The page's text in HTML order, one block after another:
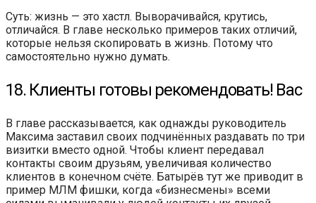
Суть: жизнь — это хастл. Выворачивайся, крутись,
отличайся. В главе несколько примеров таких отличий,
которые нельзя скопировать в жизнь. Потому что
самостоятельно нужно думать.
18. Клиенты готовы рекомендовать! Вас
В главе рассказывается, как однажды руководитель
Максима заставил своих подчинённых раздавать по три
визитки вместо одной. Чтобы клиент передавал
контакты своим друзьям, увеличивая количество
клиентов в конечном счёте. Батырёв тут же приводит в
пример МЛМ фишки, когда «бизнесмены» всеми